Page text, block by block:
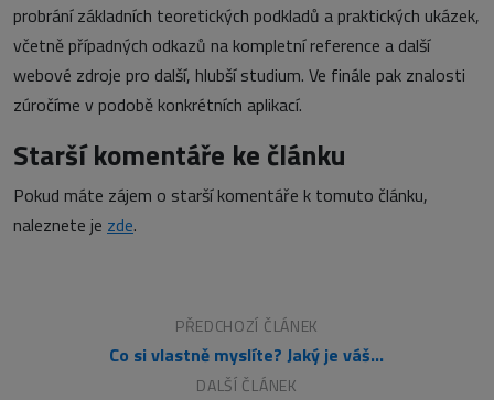
probrání základních teoretických podkladů a praktických ukázek,
včetně případných odkazů na kompletní reference a další
webové zdroje pro další, hlubší studium. Ve finále pak znalosti
zúročíme v podobě konkrétních aplikací.
Starší komentáře ke článku
Pokud máte zájem o starší komentáře k tomuto článku,
naleznete je zde.
PŘEDCHOZÍ ČLÁNEK
Co si vlastně myslíte? Jaký je váš názor?
DALŠÍ ČLÁNEK